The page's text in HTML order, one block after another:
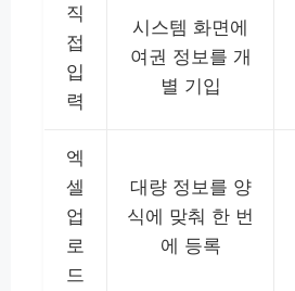
직
접
입
력
시스템 화면에
여권 정보를 개
별 기입
엑
셀
업
로
드
대량 정보를 양
식에 맞춰 한 번
에 등록